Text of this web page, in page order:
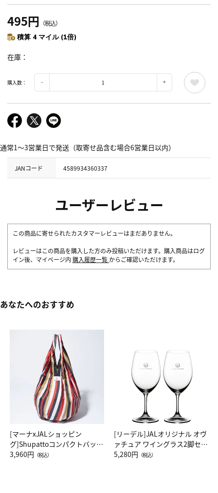
495円 （税込）
積算 4 マイル (1倍)
在庫
購入数：
通常1～3営業日で発送（取寄せ品含む場合6営業日以内）
JANコード 4589934360337
ユーザーレビュー
この商品に寄せられたカスタマーレビューはまだありません。
レビューはこの商品を購入した方のみ投稿いただけます。購入商品はログ
イン後、マイページ内 購入履歴一覧 からご確認いただけます。
あなたへのおすすめ
[マーナxJALショッピン
グ]Shupattoコンパクトバッグ
Drop JAL客室乗務員（LC）ス
3,960円 （税込）
[リーデル]JALオリジナル オヴ
ァチュア ワイングラス2脚セッ
ト（レッドワイン）
5,280円 （税込）